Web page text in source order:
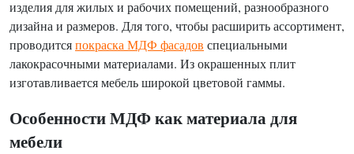
изделия для жилых и рабочих помещений, разнообразного
дизайна и размеров. Для того, чтобы расширить ассортимент,
проводитсяпокраска МДФ фасадов специальными
лакокрасочными материалами. Из окрашенных плит
изготавливается мебель широкой цветовой гаммы.
Особенности МДФ как материала для
мебели